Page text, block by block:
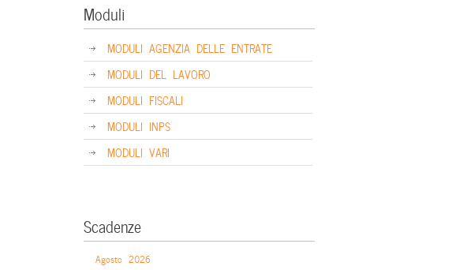
Moduli
MODULI AGENZIA DELLE ENTRATE
MODULI DEL LAVORO
MODULI FISCALI
MODULI INPS
MODULI VARI
Scadenze
Agosto 2026